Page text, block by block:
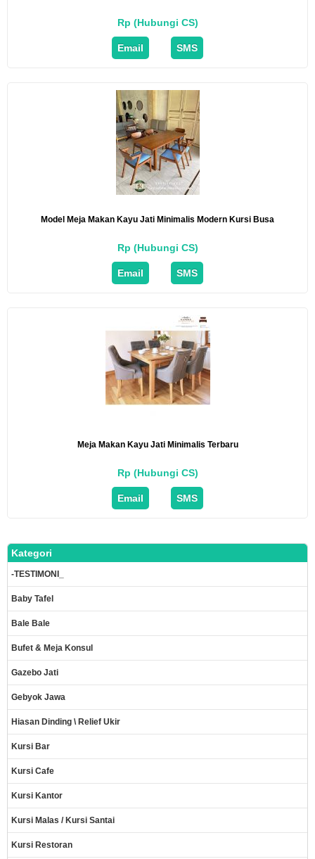
Rp (Hubungi CS)
Email SMS
Model Meja Makan Kayu Jati Minimalis Modern Kursi Busa
Rp (Hubungi CS)
Email SMS
Meja Makan Kayu Jati Minimalis Terbaru
Rp (Hubungi CS)
Email SMS
Kategori
-TESTIMONI_
Baby Tafel
Bale Bale
Bufet & Meja Konsul
Gazebo Jati
Gebyok Jawa
Hiasan Dinding \ Relief Ukir
Kursi Bar
Kursi Cafe
Kursi Kantor
Kursi Malas / Kursi Santai
Kursi Restoran